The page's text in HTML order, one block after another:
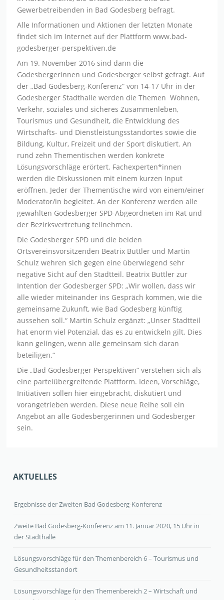
Gewerbetreibenden in Bad Godesberg befragt.
Alle Informationen und Aktionen der letzten Monate
findet sich im Internet auf der Plattform www.bad-
godesberger-perspektiven.de
Am 19. November 2016 sind dann die
Godesbergerinnen und Godesberger selbst gefragt. Auf
der „Bad Godesberg-Konferenz“ von 14-17 Uhr in der
Godesberger Stadthalle werden die Themen Wohnen,
Verkehr, soziales und sicheres Zusammenleben,
Tourismus und Gesundheit, die Entwicklung des
Wirtschafts- und Dienstleistungsstandortes sowie die
Bildung, Kultur, Freizeit und der Sport diskutiert. An
rund zehn Thementischen werden konkrete
Lösungsvorschläge erörtert. Fachexperten*innen
werden die Diskussionen mit einem kurzen Input
eröffnen. Jeder der Thementische wird von einem/einer
Moderator/in begleitet. An der Konferenz werden alle
gewählten Godesberger SPD-Abgeordneten im Rat und
der Bezirksvertretung teilnehmen.
Die Godesberger SPD und die beiden
Ortsvereinsvorsitzenden Beatrix Buttler und Martin
Schulz wehren sich gegen eine überwiegend sehr
negative Sicht auf den Stadtteil. Beatrix Buttler zur
Intention der Godesberger SPD: „Wir wollen, dass wir
alle wieder miteinander ins Gespräch kommen, wie die
gemeinsame Zukunft, wie Bad Godesberg künftig
aussehen soll.“ Martin Schulz ergänzt: „Unser Stadtteil
hat enorm viel Potenzial, das es zu entwickeln gilt. Dies
kann gelingen, wenn alle gemeinsam sich daran
beteiligen.“
Die „Bad Godesberger Perspektiven“ verstehen sich als
eine parteiübergreifende Plattform. Ideen, Vorschläge,
Initiativen sollen hier eingebracht, diskutiert und
vorangetrieben werden. Diese neue Reihe soll ein
Angebot an alle Godesbergerinnen und Godesberger
sein.
AKTUELLES
Ergebnisse der Zweiten Bad Godesberg-Konferenz
Zweite Bad Godesberg-Konferenz am 11. Januar 2020, 15 Uhr in
der Stadthalle
Lösungsvorschläge für den Themenbereich 6 – Tourismus und
Gesundheitsstandort
Lösungsvorschläge für den Themenbereich 2 – Wirtschaft und